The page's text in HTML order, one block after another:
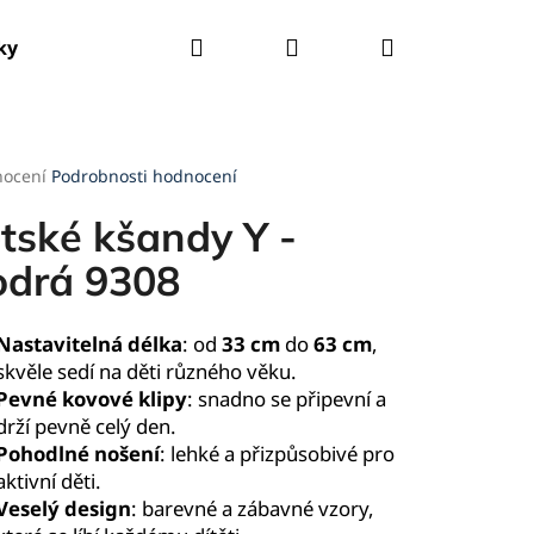
Kšandy Deštníky
Hledat PřihlášeníNákupní
Podrobnosti hodnocení
kšandy Y -
9308
délka: od 33 cm do63 cm,
sedí na děti různého věku.
kovové klipy: snadno se připevní a
pevně celý den.
nošení: lehké a přizpůsobivé pro
děti.
design: barevné a zábavné vzory,